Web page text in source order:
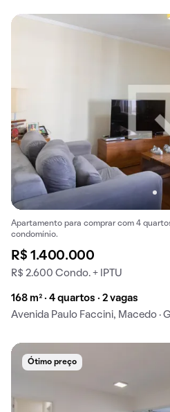
Apartamento para comprar com 4
condomínio.
R$ 1.400.000
R$ 2.600 Condo. + IPTU
168 m² · 4 quartos · 2 vagas
Avenida Paulo Faccini, Macedo ·
Ótimo preço